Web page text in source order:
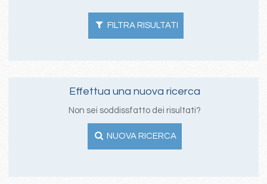
FILTRA RISULTATI
Effettua una nuova ricerca
Non sei soddissfatto dei risultati?
NUOVA RICERCA